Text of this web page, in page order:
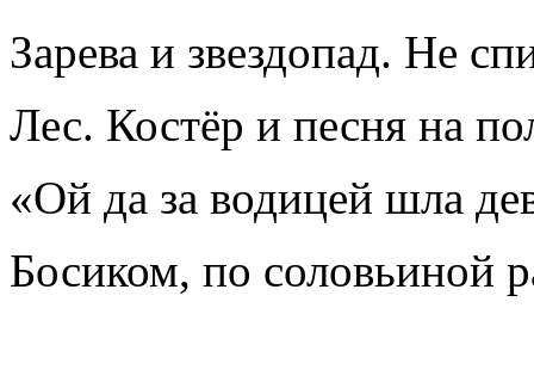
Зарева и звездопад. Не
Лес. Костёр и песня на
«Ой да за водицей шла
Босиком, по соловьиной